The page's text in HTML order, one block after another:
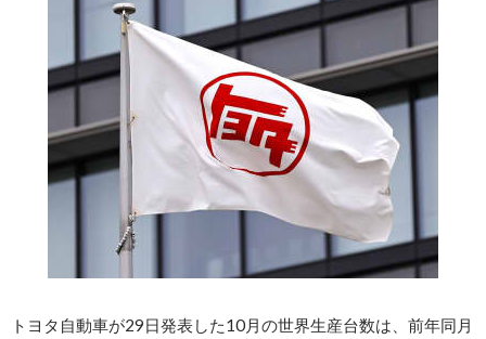
トヨタ自動車が29日発表した10月の世界生産台数は、前年同月